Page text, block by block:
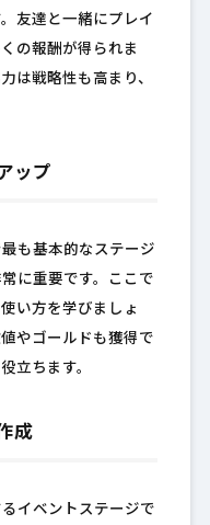
友達と一緒にプレイ
の報酬が得られま
は戦略性も高まり、
ップ
も基本的なステージ
に重要です。ここで
い方を学びましょ
やゴールドも獲得で
立ちます。
成
イベントステージで